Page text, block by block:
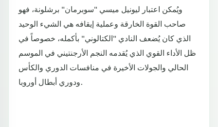
ويُمكن اعتبار ليونيل ميسي "سوبرمان" برشلونة، فهو
صاحب القوة الخارقة وعملية إيقافه هي الشيء الوحيد
الذي كان يُضعف النادي "الكتالوني" بأكمله، خصوصاً في
ظل الأداء القوي الذي يُقدمه النجم الأرجنتيني في الموسم
الحالي والجولات الأخيرة في منافسات الدوري والكأس
ودوري أبطال أوروبا.